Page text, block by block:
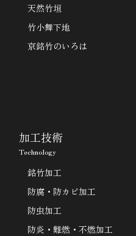
天然竹垣
竹小舞下地
京銘竹のいろは
加工技術
Technology
銘竹加工
防腐・防カビ加工
防虫加工
防炎・難燃・不燃加工